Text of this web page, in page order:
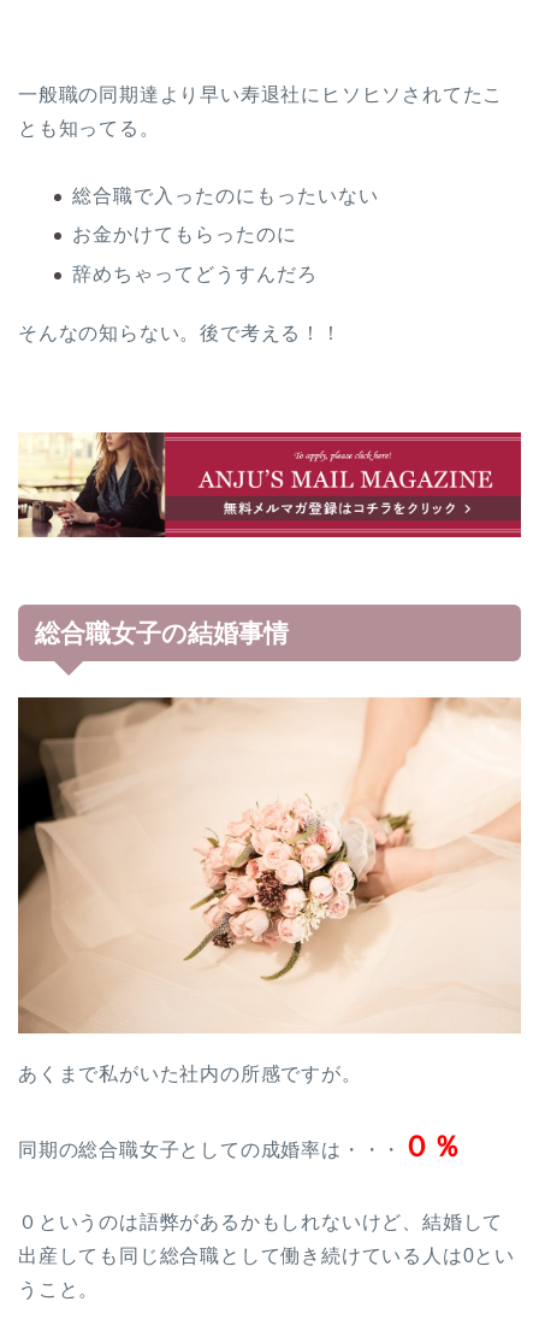
一般職の同期達より早い寿退社にヒソヒソされてたこ
とも知ってる。
総合職で入ったのにもったいない
お金かけてもらったのに
辞めちゃってどうすんだろ
そんなの知らない。後で考える！！
総合職女子の結婚事情
あくまで私がいた社内の所感ですが。
同期の総合職女子としての成婚率は・・・ ０％
０というのは語弊があるかもしれないけど、結婚して
出産しても同じ総合職として働き続けている人は0とい
うこと。